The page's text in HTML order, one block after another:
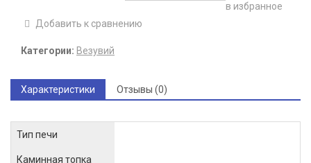
в избранное
Добавить к сравнению
Категории: Везувий
Характеристики Отзывы (0)
Тип печи
Каминная топка